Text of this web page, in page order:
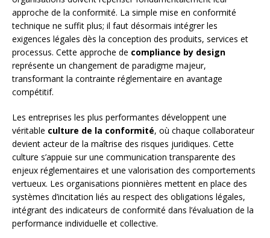
approche de la conformité. La simple mise en conformité
technique ne suffit plus; il faut désormais intégrer les
exigences légales dès la conception des produits, services et
processus. Cette approche de compliance by design
représente un changement de paradigme majeur,
transformant la contrainte réglementaire en avantage
compétitif.
Les entreprises les plus performantes développent une
véritable culture de la conformité, où chaque collaborateur
devient acteur de la maîtrise des risques juridiques. Cette
culture s’appuie sur une communication transparente des
enjeux réglementaires et une valorisation des comportements
vertueux. Les organisations pionnières mettent en place des
systèmes d’incitation liés au respect des obligations légales,
intégrant des indicateurs de conformité dans l’évaluation de la
performance individuelle et collective.